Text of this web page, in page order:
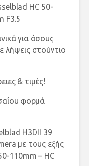
HC 50-
F3.5
για όσους
λήψεις στούντιο
& τιμές!
φορμά
H3DII 39
με τους εξής
110mm – HC